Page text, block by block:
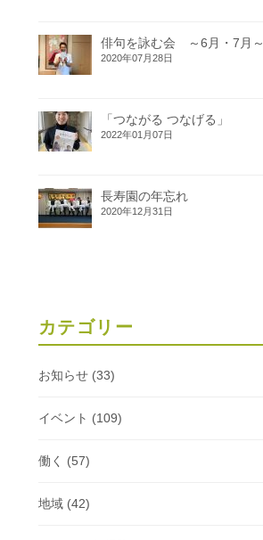
俳句を詠む会 ～6月・7月～
2020年07月28日
「つながる つなげる」
2022年01月07日
長寿園の年忘れ
2020年12月31日
カテゴリー
お知らせ(33)
イベント (109)
働く (57)
地域(42)